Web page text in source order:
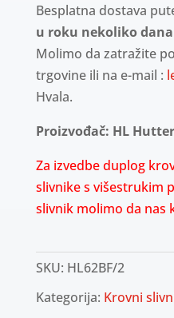
Besplatna dostava
u roku nekoliko dana
Molimo da zatražite
trgovine ili na e-mail :
Hvala.
Proizvođač: HL
Za izvedbe duplog
slivnike s višestrukim
slivnik molimo da nas
SKU: HL62BF/2
Kategorija: Krovni